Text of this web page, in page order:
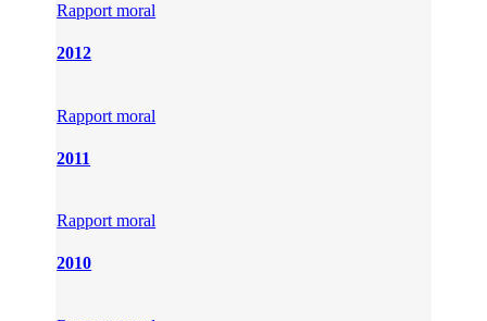
Rapport moral
2012
Rapport moral
2011
Rapport moral
2010